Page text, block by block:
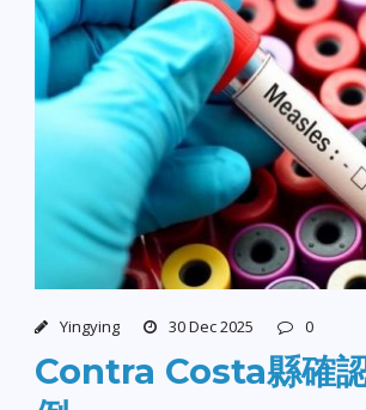
Yingying 30 Dec 2025 0
Contra Costa縣確